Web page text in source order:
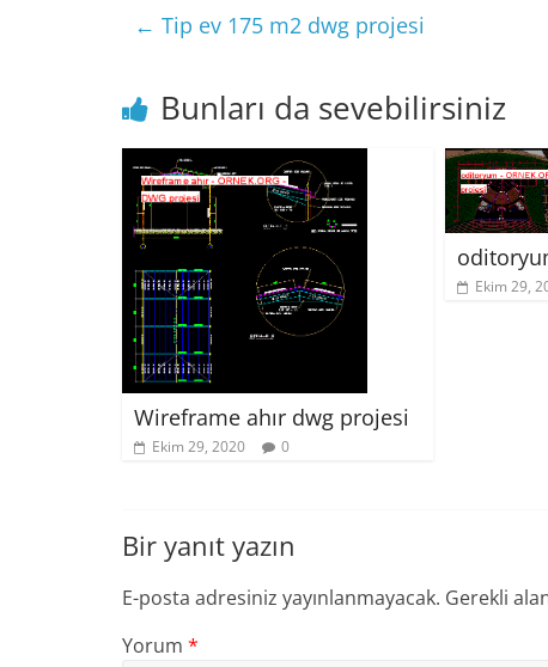
← Tip ev 175 m2 dwg projesi
Bunları da sevebilirsiniz
Wireframe ahır dwg projesi
Ekim 29, 2020 0
Ekim 29,
Bir yanıt yazın
E-posta adresiniz yayınlanmayacak. Gerekli
Yorum *